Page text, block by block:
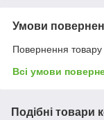
Умови
Повернення
Всі умови
Подібні товари